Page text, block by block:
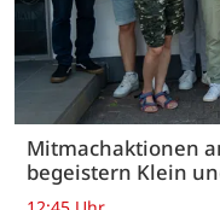
Mitmachaktionen
begeistern Klein